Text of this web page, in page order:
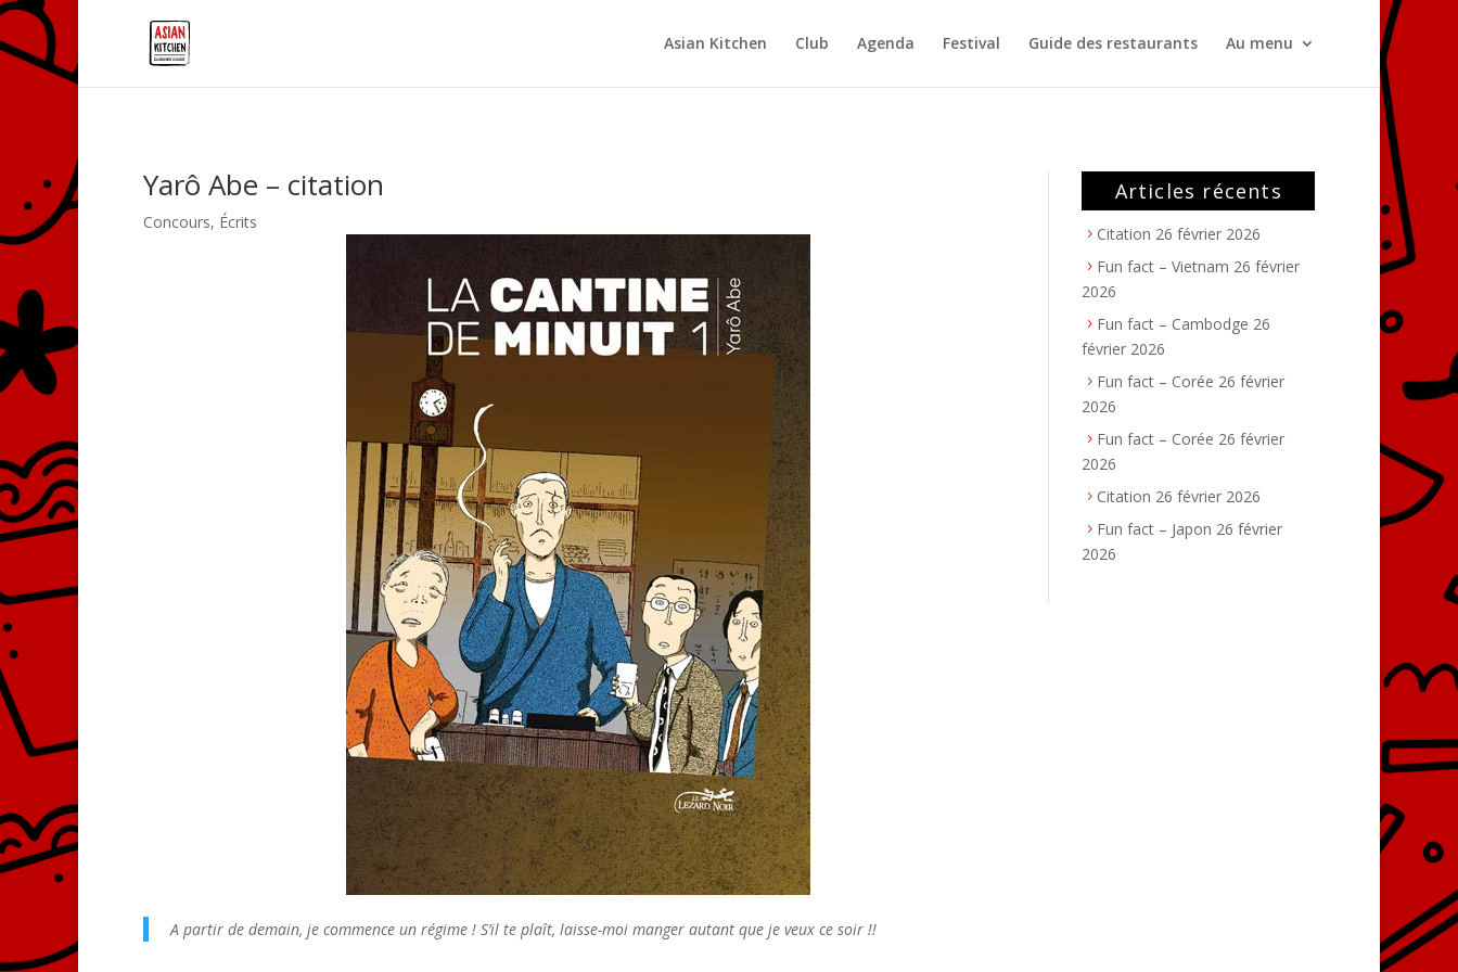
Asian Kitchen Club Agenda Festival Guide des restaurants Au menu
Yarô Abe – citation
Concours, Écrits
A partir de demain, je commence un régime ! S’il te plaît, laisse-moi manger autant que je veux ce soir !!
Articles récents
Citation 26 février 2026
Fun fact – Vietnam 26 février
2026
Fun fact – Cambodge 26
février 2026
Fun fact – Corée 26 février
2026
Fun fact – Corée 26 février
2026
Citation 26 février 2026
Fun fact – Japon 26 février
2026